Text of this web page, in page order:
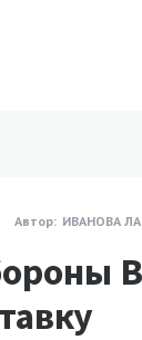
Автор: ИВАНОВА